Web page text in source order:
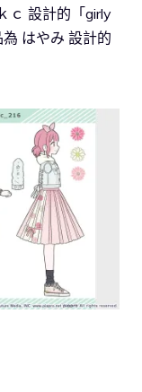
ｃ 設計的「girly
はやみ 設計的